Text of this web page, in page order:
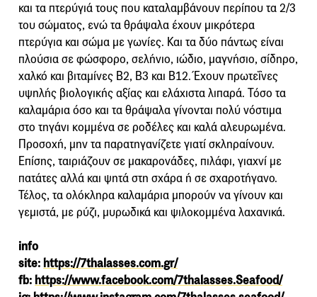
και τα πτερύγιά τους που καταλαμβάνουν περίπου τα 2/3
του σώματος, ενώ τα θράψαλα έχουν μικρότερα
πτερύγια και σώμα με γωνίες. Και τα δύο πάντως είναι
πλούσια σε φώσφορο, σελήνιο, ιώδιο, μαγνήσιο, σίδηρο,
χαλκό και βιταμίνες Β2, Β3 και Β12. Έχουν πρωτεΐνες
υψηλής βιολογικής αξίας και ελάχιστα λιπαρά. Τόσο τα
καλαμάρια όσο και τα θράψαλα γίνονται πολύ νόστιμα
στο τηγάνι κομμένα σε ροδέλες και καλά αλευρωμένα.
Προσοχή, μην τα παρατηγανίζετε γιατί σκληραίνουν.
Επίσης, ταιριάζουν σε μακαρονάδες, πιλάφι, γιαχνί με
πατάτες αλλά και ψητά στη σχάρα ή σε σχαροτήγανο.
Τέλος, τα ολόκληρα καλαμάρια μπορούν να γίνουν και
γεμιστά, με ρύζι, μυρωδικά και ψιλοκομμένα λαχανικά.
info
site: https://7thalasses.com.gr/
fb: https://www.facebook.com/7thalasses.Seafood/